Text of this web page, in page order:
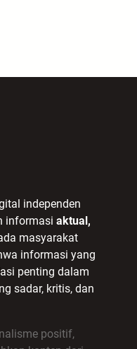
independen
informasi aktual,
masyarakat
informasi yang
penting dalam
sadar, kritis, dan
positif,